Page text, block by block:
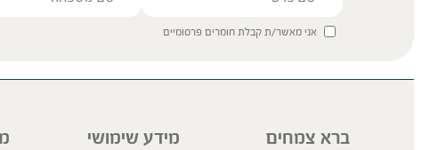
אני מאשר/ת קבלת חומרים פרסומיים
ברא צמחים מידע שימושי